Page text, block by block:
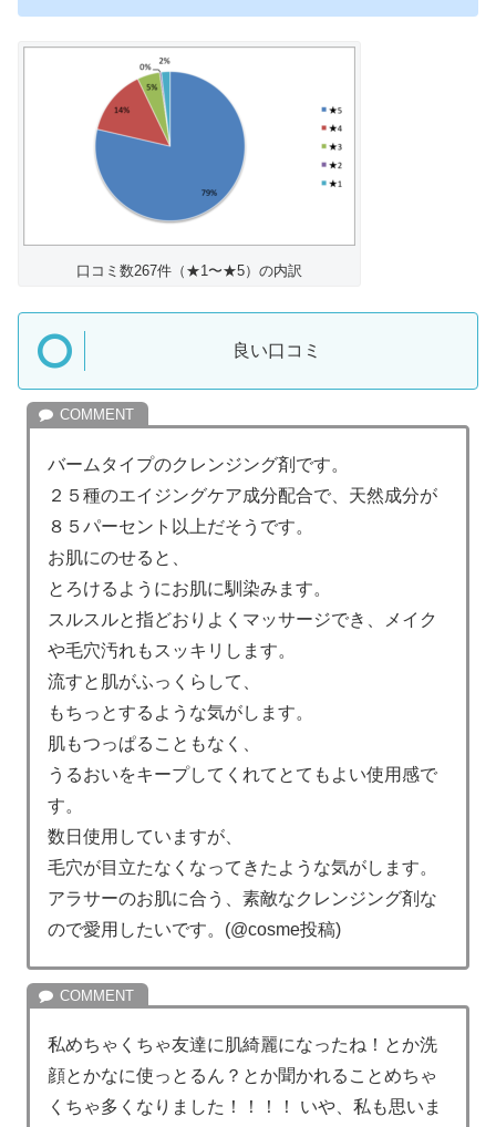
口コミ数267件（★1〜★5）の内訳
良い口コミ
バームタイプのクレンジング剤です。
２５種のエイジングケア成分配合で、天然成分が
８５パーセント以上だそうです。
お肌にのせると、
とろけるようにお肌に馴染みます。
スルスルと指どおりよくマッサージでき、メイク
や毛穴汚れもスッキリします。
流すと肌がふっくらして、
もちっとするような気がします。
肌もつっぱることもなく、
うるおいをキープしてくれてとてもよい使用感で
す。
数日使用していますが、
毛穴が目立たなくなってきたような気がします。
アラサーのお肌に合う、素敵なクレンジング剤な
ので愛用したいです。(@cosme投稿)
私めちゃくちゃ友達に肌綺麗になったね！とか洗
顔とかなに使っとるん？とか聞かれることめちゃ
くちゃ多くなりました！！！！ いや、私も思いま